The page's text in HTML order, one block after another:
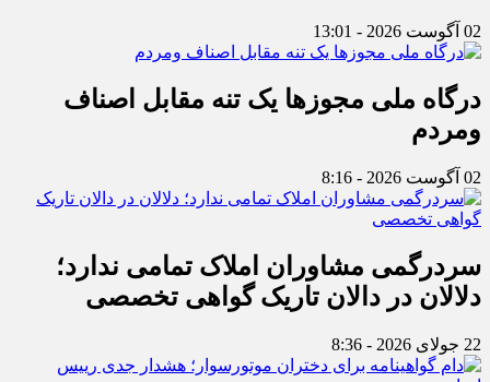
02 آگوست 2026 - 13:01
درگاه ملی مجوزها یک تنه مقابل اصناف
ومردم
02 آگوست 2026 - 8:16
سردرگمی مشاوران املاک تمامی ندارد؛
دلالان در دالان تاریک گواهی تخصصی
22 جولای 2026 - 8:36